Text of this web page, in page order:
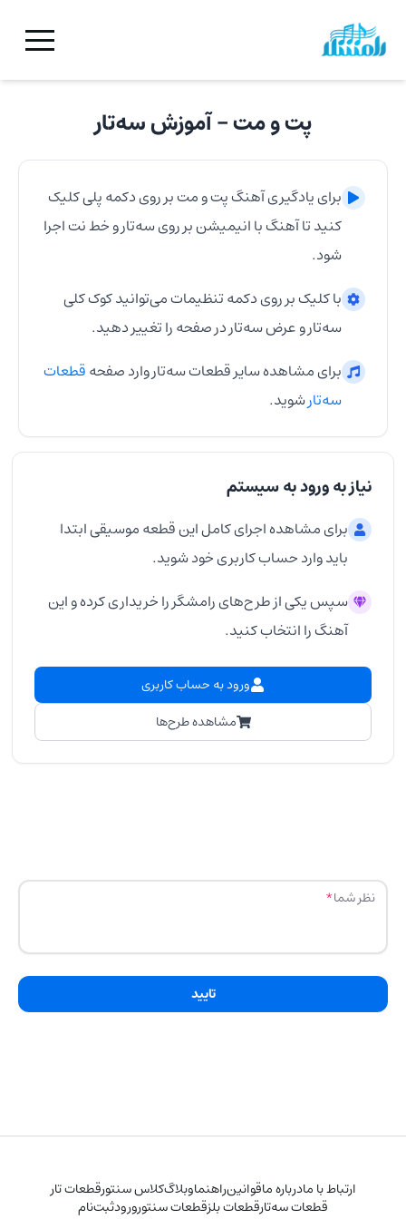
پت و مت- آموزشسه‌تار
برای یادگیری آهنگپت و متبر روی دکمه پلی کلیک
کنید تا آهنگ با انیمیشن بر رویسه‌تارو خط نت اجرا
شود.
با کلیک بر روی دکمه تنظیمات می‌توانید کوک کلی
سه‌تارو عرضسه‌تاردر صفحه را تغییر دهید.
برای مشاهده سایر قطعاتسه‌تاروارد صفحهقطعات
سه‌تارشوید.
نیاز به ورود به سیستم
برای مشاهده اجرای کامل این قطعه موسیقی ابتدا
باید وارد حساب کاربری خود شوید.
سپس یکی از طرح‌های رامشگر را خریداری کرده و این
آهنگ را انتخاب کنید.
ورود به حساب کاربری
مشاهده طرح‌ها
نظر شما
تایید
ارتباط با مادرباره ماقوانینراهنماوبلاگکلاس سنتورقطعات تار
قطعات سه‌تارقطعات بلزقطعات سنتورورودثبت‌نام